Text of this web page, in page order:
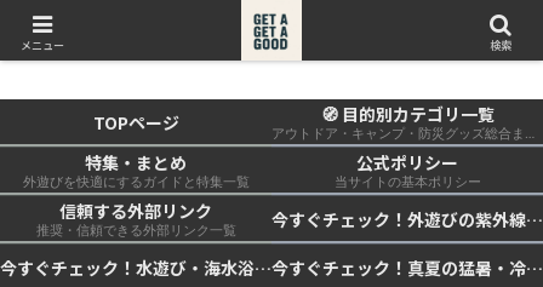
get a get a good
TOPページ 🧭 目的別カテゴリ一覧
アウトドア・キャンプ・防災グッズ総合まとめ
特集・まとめ
外遊びを快適にするガイドと特集一覧
公式ポリシー
当サイトの基本ポリシー
信頼する外部リンク
推奨・信頼できる外部リンク一覧
今すぐチェック！外遊びの紫外線対策・日差し快適化計画｜帽子・日傘・ウェア・日焼け止めを総まとめ☀️🏕️👓
今すぐチェック！水遊び・海水浴の快適化計画｜浮き輪・服装・日陰・安全対策を総まとめ🏖️🌊✨
今すぐチェック！真夏の猛暑・冷却・保冷快適化計画｜外遊び・キャンプ・車中泊の暑さ対策を総まとめ☀️🧊🏕️
メニュー 検索